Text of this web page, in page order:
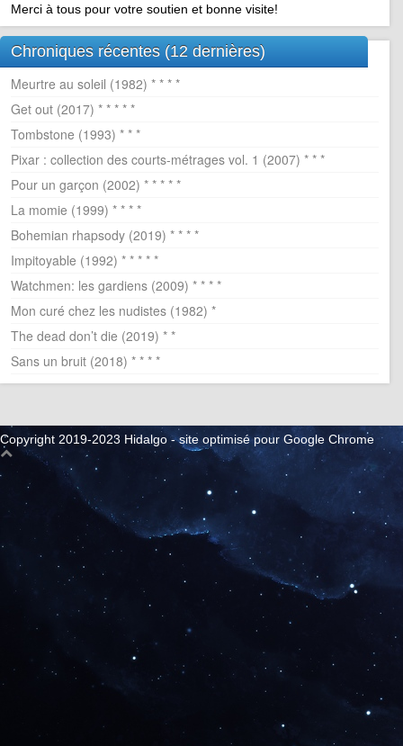
Merci à tous pour votre soutien et bonne visite!
Chroniques récentes (12 dernières)
Meurtre au soleil (1982) * * * *
Get out (2017) * * * * *
Tombstone (1993) * * *
Pixar : collection des courts-métrages vol. 1 (2007) * * *
Pour un garçon (2002) * * * * *
La momie (1999) * * * *
Bohemian rhapsody (2019) * * * *
Impitoyable (1992) * * * * *
Watchmen: les gardiens (2009) * * * *
Mon curé chez les nudistes (1982) *
The dead don’t die (2019) * *
Sans un bruit (2018) * * * *
Copyright 2019-2023 Hidalgo - site optimisé pour Google Chrome